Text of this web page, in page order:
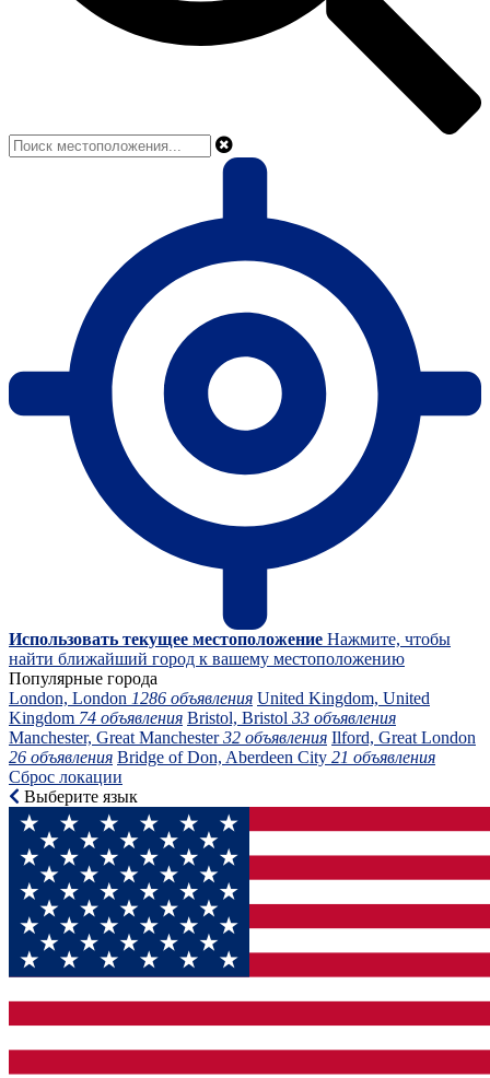
Использовать текущее местоположение Нажмите, чтобы
найти ближайший город к вашему местоположению
Популярные города
London, London 1286 объявления United Kingdom, United
Kingdom 74 объявления Bristol, Bristol 33 объявления
Manchester, Great Manchester32 объявления Ilford, Great London
26 объявления Bridge of Don, Aberdeen City 21 объявления
Сброс локации
Выберите язык